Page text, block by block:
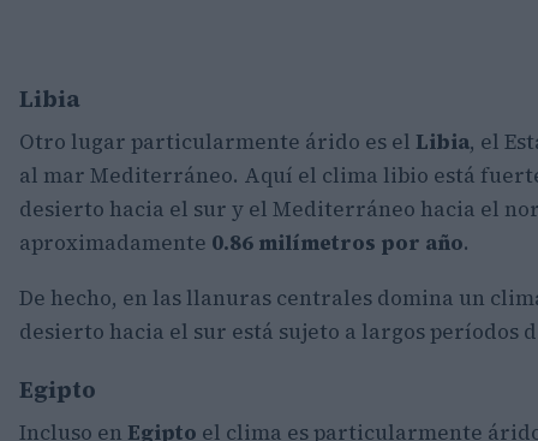
Libia
Otro lugar particularmente árido es el Libia, el
al mar Mediterráneo. Aquí el clima libio está
desierto hacia el sur y el Mediterráneo hacia el
aproximadamente 0.86 milímetros por año.
De hecho, en las llanuras centrales domina un
desierto hacia el sur está sujeto a largos períodos
Egipto
Incluso en Egipto el clima es particularmente